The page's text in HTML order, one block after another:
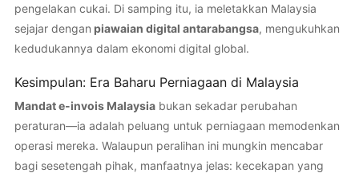
pengelakan cukai. Di samping itu, ia meletakkan Malaysia
sejajar dengan piawaian digital antarabangsa, mengukuhkan
kedudukannya dalam ekonomi digital global.
Kesimpulan: Era Baharu Perniagaan di Malaysia
Mandat e-invois Malaysia bukan sekadar perubahan
peraturan—ia adalah peluang untuk perniagaan memodenkan
operasi mereka. Walaupun peralihan ini mungkin mencabar
bagi sesetengah pihak, manfaatnya jelas: kecekapan yang